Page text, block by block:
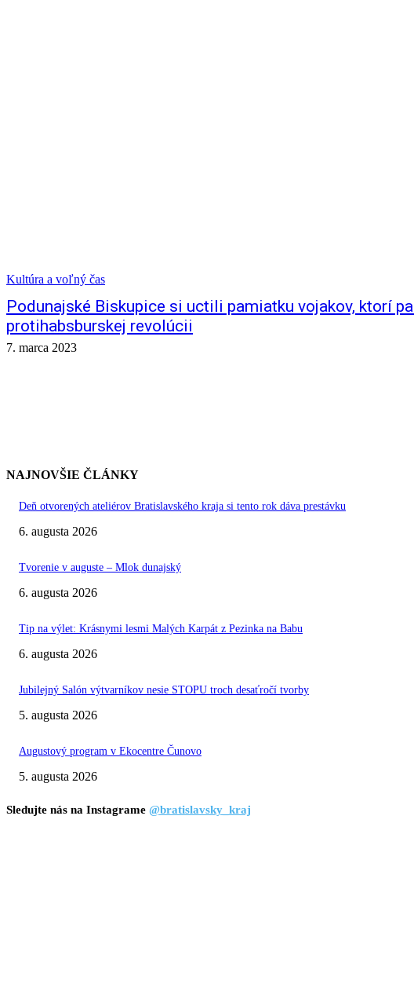
Kultúra a voľný čas
Podunajské Biskupice si uctili pamiatku vojakov, ktorí
protihabsburskej revolúcii
7. marca 2023
NAJNOVŠIE ČLÁNKY
Deň otvorených ateliérov Bratislavského kraja si tento rok dáva prestávku
6. augusta 2026
Tvorenie v auguste – Mlok dunajský
6. augusta 2026
Tip na výlet: Krásnymi lesmi Malých Karpát z Pezinka na Babu
6. augusta 2026
Jubilejný Salón výtvarníkov nesie STOPU troch desaťročí tvorby
5. augusta 2026
Augustový program v Ekocentre Čunovo
5. augusta 2026
Sledujte nás na Instagrame @bratislavsky_kraj